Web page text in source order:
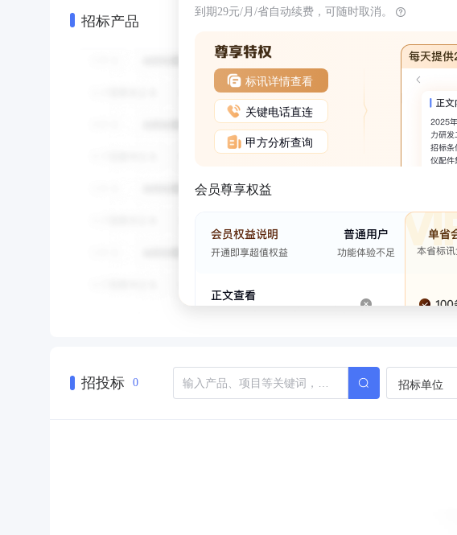
招标产品 到期29元/月/省自动续费，可随时取消。
标讯详情查看
关键电话直连
甲方分析查询
会员尊享权益
招投标 0 招标单位